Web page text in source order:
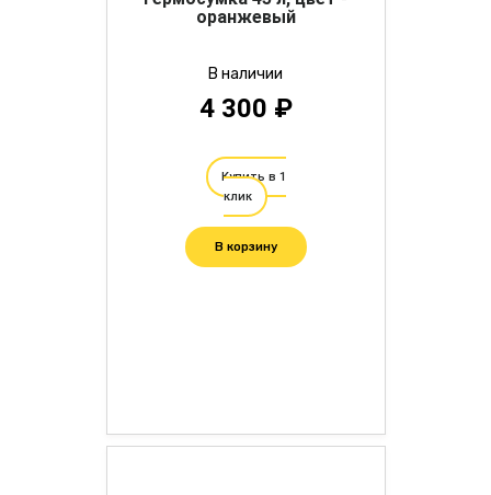
оранжевый
В наличии
4 300 ₽
Купить в 1
клик
В корзину